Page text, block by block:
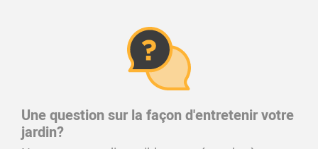
Une question sur la façon d'entretenir votre
jardin?